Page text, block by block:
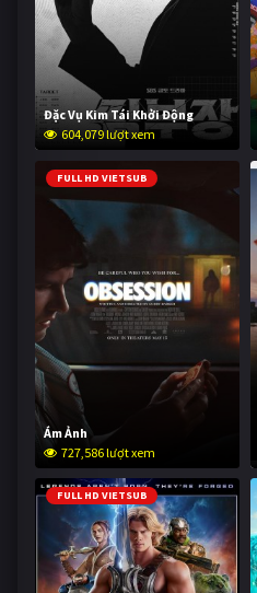
Đặc Vụ Kim Tái Khởi Động
604,079 lượt xem
FULL HD VIETSUB
Ám Ảnh
727,586 lượt xem
FULL HD VIETSUB